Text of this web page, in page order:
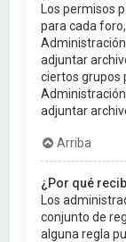
Los permisos
para cada
adjuntar
ciertos grupos
adjuntar
Arriba
¿Por qué
Los
conjunto de
alguna regla